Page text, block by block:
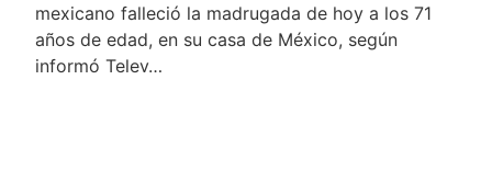
mexicano falleció la madrugada de hoy a los 71
años de edad, en su casa de México, según
informó Telev…